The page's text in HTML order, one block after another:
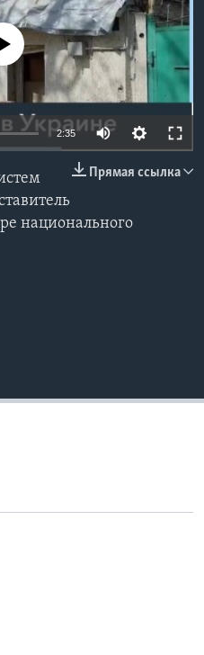
currently available
2:35
Прямая ссылка
национального